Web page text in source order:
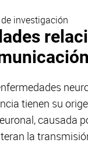
investigación
tienen su
causada
la